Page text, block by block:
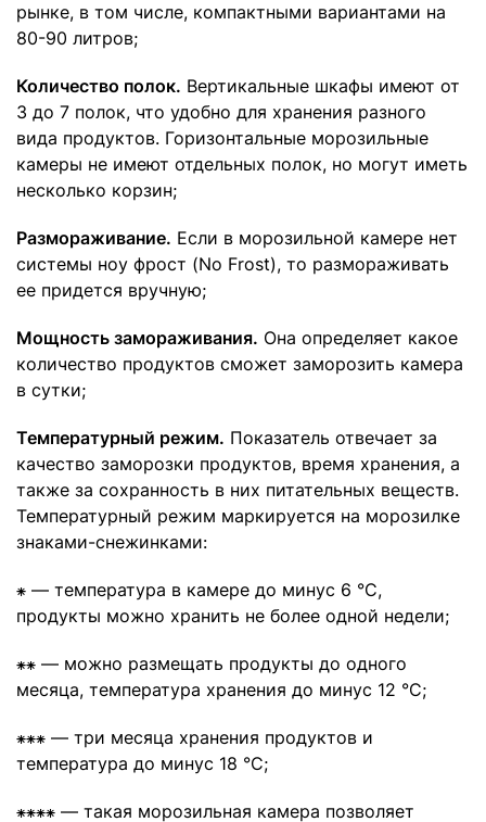
рынке, в том числе, компактными вариантами на
80-90 литров;
Количество полок. Вертикальные шкафы имеют от
3 до 7 полок, что удобно для хранения разного
вида продуктов. Горизонтальные морозильные
камеры не имеют отдельных полок, но могут иметь
несколько корзин;
Размораживание. Если в морозильной камере нет
системы ноу фрост (No Frost), то размораживать
ее придется вручную;
Мощность замораживания. Она определяет какое
количество продуктов сможет заморозить камера
в сутки;
Температурный режим. Показатель отвечает за
качество заморозки продуктов, время хранения, а
также за сохранность в них питательных веществ.
Температурный режим маркируется на морозилке
знаками-снежинками:
⁕ — температура в камере до минус 6 °С,
продукты можно хранить не более одной недели;
⁕⁕ — можно размещать продукты до одного
месяца, температура хранения до минус 12 °С;
⁕⁕⁕ — три месяца хранения продуктов и
температура до минус 18 °С;
⁕⁕⁕⁕ — такая морозильная камера позволяет